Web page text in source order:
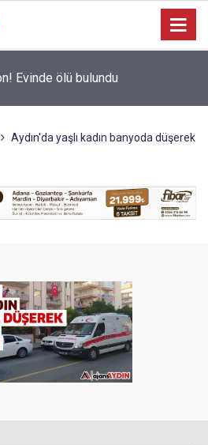
Aydın'da yaşlı kadın banyoda düşerek